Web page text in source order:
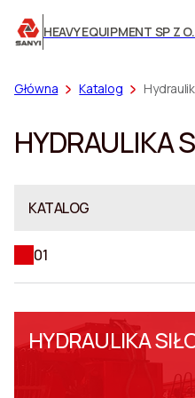
HEAVY EQUIPMENT SP Z
Główna Katalog
HYDRAULIKA
KATALOG
WYWROTKI
Wozidła górnicze
Wywrotki elektryczne
Wywrotki przegubowe
SPRZĘT GÓRNICZY
Kombajny chodnikowe
01
HYDRAULIKA